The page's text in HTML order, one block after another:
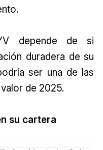
depende de si
duradera de su
ser una de las
de 2025.
su cartera